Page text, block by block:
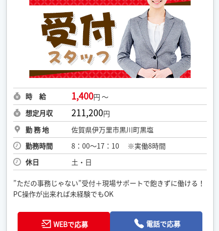
時 給 1,400円 ～
想定月収
211,200円
勤 務 地
佐賀県伊万里市黒川町黒塩
勤務時間
8：00～17：10 ※実働8時間
休日
土・日
”ただの事務じゃない”受付＋現場サポートで飽きずに働ける！
PC操作が出来れば未経験でもOK
WEBで応募 電話で応募